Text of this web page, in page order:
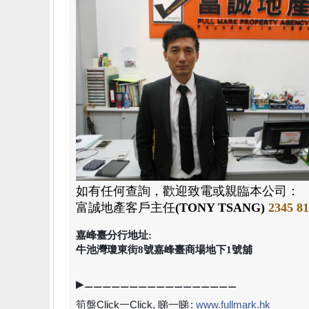
如有任何查詢，歡迎致電或親臨本公司：
富誠地產客戶主任(TONY TSANG) 2345
嘉峰臺分行地址:
牛池灣瓊東街8號嘉峰臺商場地下1號舖
▶⚊⚊⚊⚊⚊⚊⚊⚊⚊⚊⚊⚊⚊⚊⚊⚊⚊
筍盤Click一Click, 睇一睇: www.fullmark.hk